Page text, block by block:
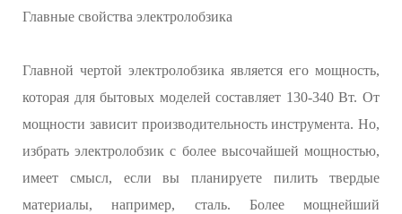
Главные свойства электролобзика
Главной чертой электролобзика является его мощность,
которая для бытовых моделей составляет 130-340 Вт. От
мощности зависит производительность инструмента. Но,
избрать электролобзик с более высочайшей мощностью,
имеет смысл, если вы планируете пилить твердые
материалы, например, сталь. Более мощнейший